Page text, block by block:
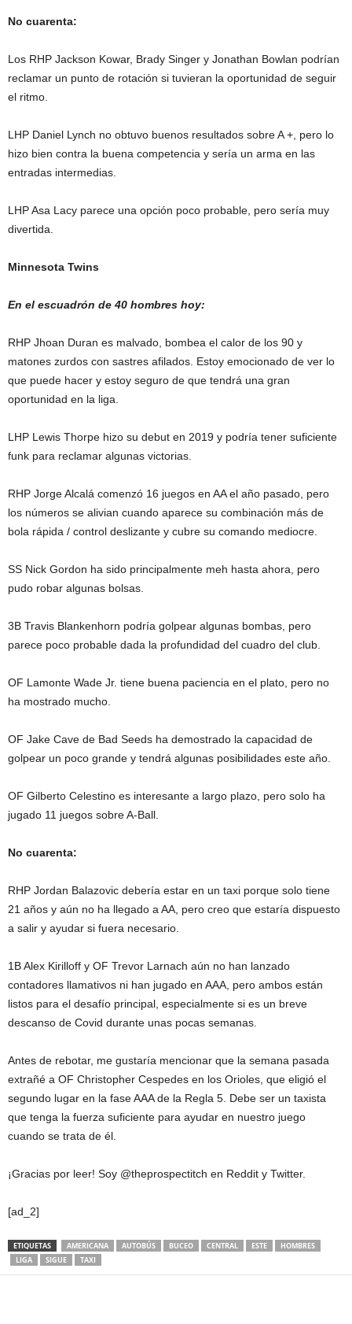
No cuarenta:
Los RHP Jackson Kowar, Brady Singer y Jonathan Bowlan podrían
reclamar un punto de rotación si tuvieran la oportunidad de seguir
el ritmo.
LHP Daniel Lynch no obtuvo buenos resultados sobre A +, pero lo
hizo bien contra la buena competencia y sería un arma en las
entradas intermedias.
LHP Asa Lacy parece una opción poco probable, pero sería muy
divertida.
Minnesota Twins
En el escuadrón de 40 hombres hoy:
RHP Jhoan Duran es malvado, bombea el calor de los 90 y
matones zurdos con sastres afilados. Estoy emocionado de ver lo
que puede hacer y estoy seguro de que tendrá una gran
oportunidad en la liga.
LHP Lewis Thorpe hizo su debut en 2019 y podría tener suficiente
funk para reclamar algunas victorias.
RHP Jorge Alcalá comenzó 16 juegos en AA el año pasado, pero
los números se alivian cuando aparece su combinación más de
bola rápida / control deslizante y cubre su comando mediocre.
SS Nick Gordon ha sido principalmente meh hasta ahora, pero
pudo robar algunas bolsas.
3B Travis Blankenhorn podría golpear algunas bombas, pero
parece poco probable dada la profundidad del cuadro del club.
OF Lamonte Wade Jr. tiene buena paciencia en el plato, pero no
ha mostrado mucho.
OF Jake Cave de Bad Seeds ha demostrado la capacidad de
golpear un poco grande y tendrá algunas posibilidades este año.
OF Gilberto Celestino es interesante a largo plazo, pero solo ha
jugado 11 juegos sobre A-Ball.
No cuarenta:
RHP Jordan Balazovic debería estar en un taxi porque solo tiene
21 años y aún no ha llegado a AA, pero creo que estaría dispuesto
a salir y ayudar si fuera necesario.
1B Alex Kirilloff y OF Trevor Larnach aún no han lanzado
contadores llamativos ni han jugado en AAA, pero ambos están
listos para el desafío principal, especialmente si es un breve
descanso de Covid durante unas pocas semanas.
Antes de rebotar, me gustaría mencionar que la semana pasada
extrañé a OF Christopher Cespedes en los Orioles, que eligió el
segundo lugar en la fase AAA de la Regla 5. Debe ser un taxista
que tenga la fuerza suficiente para ayudar en nuestro juego
cuando se trata de él.
¡Gracias por leer! Soy @theprospectitch en Reddit y Twitter.
[ad_2]
ETIQUETAS AMERICANA AUTOBÚS BUCEO CENTRAL ESTE
HOMBRES
LIGA
SIGUE TAXI